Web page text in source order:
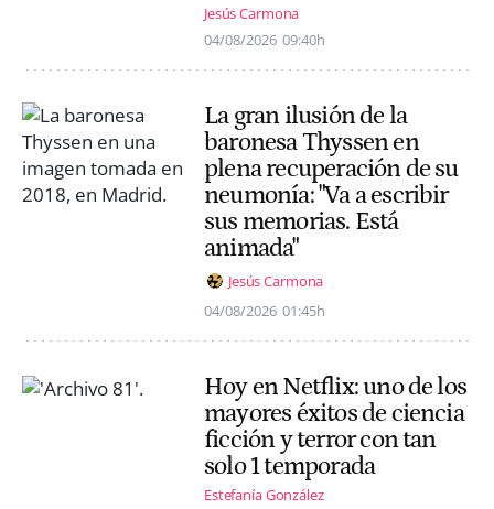
Jesús Carmona
04/08/2026 09:40h
La gran ilusión de la
baronesa Thyssen en
plena recuperación de su
neumonía: "Va a escribir
sus memorias. Está
animada"
Jesús Carmona
04/08/2026 01:45h
Hoy en Netflix: uno de los
mayores éxitos de ciencia
ficción y terror con tan
solo 1 temporada
Estefanía González